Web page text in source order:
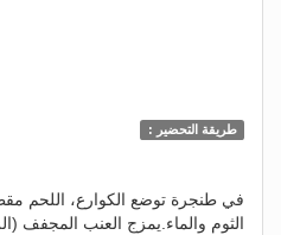
طريقة التحضير :
في طنجرة توضع الكوارع، اللحم
الثوم والماء.يمزج العنب المجفف